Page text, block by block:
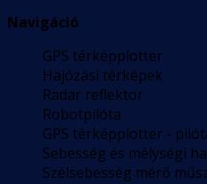
Navigáció
GPS térképplotter
Hajózási térképek
Radar reflektor
Robotpilóta
GPS térképplotter -
Sebesség és mélységi
Szélsebesség mérő